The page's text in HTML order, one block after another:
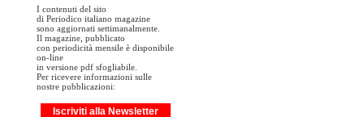
I contenuti del sito
di Periodico italiano magazine
sono aggiornati settimanalmente.
Il magazine, pubblicato
con periodicità mensile è disponibile
on-line
in versione pdf sfogliabile.
Per ricevere informazioni sulle
nostre pubblicazioni:
Iscriviti alla Newsletter